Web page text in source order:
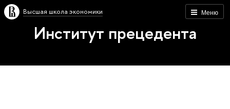
Меню
Высшая школа экономики
Институт прецедента